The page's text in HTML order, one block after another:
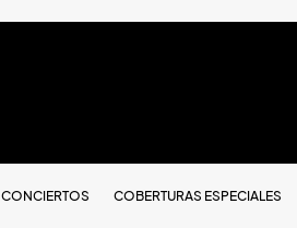
CONCIERTOS COBERTURAS ESPECIALES